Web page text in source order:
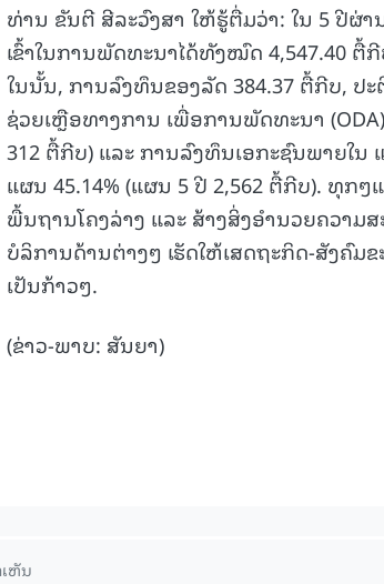
ທ່ານ ຂັນຕີ ສີລະວົງສາ ໃຫ້ຮູ້ຕື່ມວ່າ: ໃນ 5 ປີຜ່າ
ເຂົ້າໃນການພັດທະນາໄດ້ທັງໝົດ 4,547.40 ຕື້
ໃນນັ້ນ, ການລົງທຶນຂອງລັດ 384.37 ຕື້ກີບ, ປ
ຊ່ວຍເຫຼືອທາງການ ເພື່ອການພັດທະນາ
312 ຕື້ກີບ) ແລະ ການລົງທຶນເອກະຊົນພາຍໃນ
ແຜນ 45.14% (ແຜນ 5 ປີ 2,562 ຕື້ກີບ). ທຸ
ພື້ນຖານໂຄງລ່າງ ແລະ ສ້າງສິ່ງອໍານວຍຄວາ
ບໍລິການດ້ານຕ່າງໆ ເຮັດໃຫ້ເສດຖະກິດ-ສັງຄົ
ເປັນກ້າວໆ.
(ຂ່າວ-ພາບ: ສັນຍາ)